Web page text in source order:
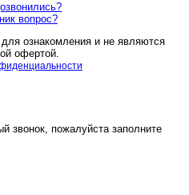
вопрос?
ознакомления и не являются
офертой.
звонок, пожалуйста заполните